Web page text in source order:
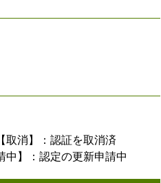
消】：認証を取消済
】：認定の更新申請中